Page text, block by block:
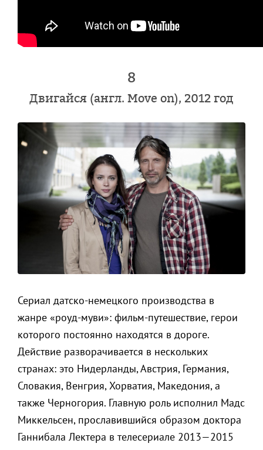
8
Двигайся (англ. Move on), 2012 год
Сериал датско-немецкого производства в
жанре «роуд-муви»: фильм-путешествие, герои
которого постоянно находятся в дороге.
Действие разворачивается в нескольких
странах: это Нидерланды, Австрия, Германия,
Словакия, Венгрия, Хорватия, Македония, а
также Черногория. Главную роль исполнил Мадс
Миккельсен, прославившийся образом доктора
Ганнибала Лектера в телесериале 2013—2015